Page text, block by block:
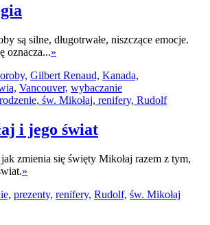
są silne, długotrwałe, niszczące emocje.
oznacza...»
Gilbert Renaud, Kanada,
Vancouver, wybaczanie
i jego świat
zmienia się święty Mikołaj razem z tym,
»
prezenty, renifery, Rudolf, św. Mikołaj